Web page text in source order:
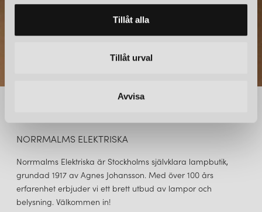
Tillåt alla
Tillåt urval
Avvisa
NORRMALMS ELEKTRISKA
Norrmalms Elektriska är Stockholms självklara lampbutik,
grundad 1917 av Agnes Johansson. Med över 100 års
erfarenhet erbjuder vi ett brett utbud av lampor och
belysning. Välkommen in!